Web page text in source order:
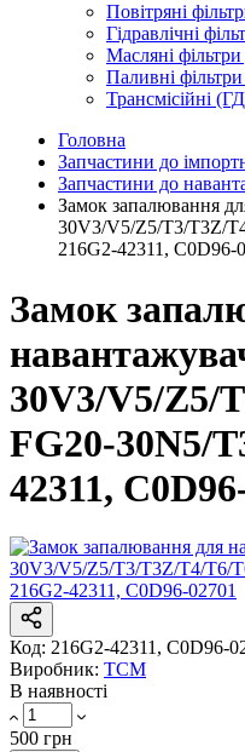
Повітряні
Гідравлічні
Масляні
Паливні
Трансмісійні
Головна
Запчастини до
Запчастини до
Замок запалювання
30V3/V5/Z5/T3/T3Z/
216G2-42311, C0D96-
Замок
30V3/V5/Z5/
FG20-30N5/
42311,
Код: 216G2-42311, C0D96-
Виробник: TCM
В наявності
500 грн